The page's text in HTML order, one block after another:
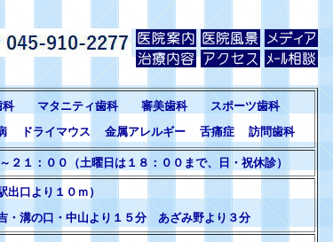
マタニティ歯科 審美歯科 スポーツ歯科
ドライマウス 金属アレルギー 舌痛症 訪問歯科
２１：００ （土曜日は１８：００まで、日・祝休診）
口より１０ｍ）
・溝の口・中山より１５分 あざみ野より３分